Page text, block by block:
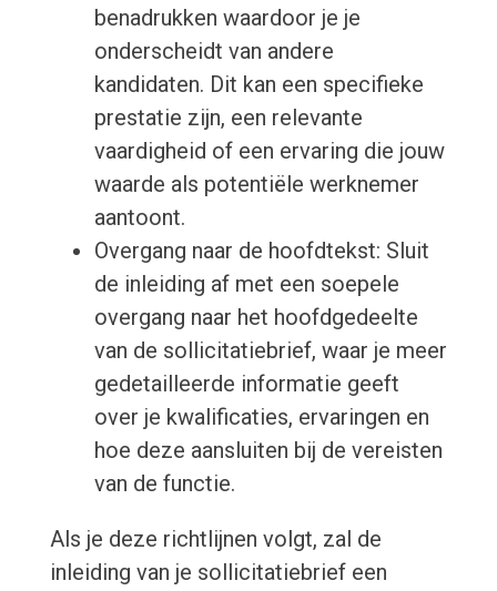
benadrukken waardoor je je
onderscheidt van andere
kandidaten. Dit kan een specifieke
prestatie zijn, een relevante
vaardigheid of een ervaring die jouw
waarde als potentiële werknemer
aantoont.
Overgang naar de hoofdtekst: Sluit
de inleiding af met een soepele
overgang naar het hoofdgedeelte
van de sollicitatiebrief, waar je meer
gedetailleerde informatie geeft
over je kwalificaties, ervaringen en
hoe deze aansluiten bij de vereisten
van de functie.
Als je deze richtlijnen volgt, zal de
inleiding van je sollicitatiebrief een